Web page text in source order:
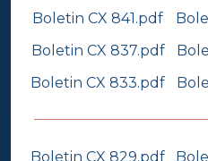
Boletin CX 841.pdf
Boletin CX 837.pdf
Boletin CX 833.pdf
Boletin CX 829.pdf